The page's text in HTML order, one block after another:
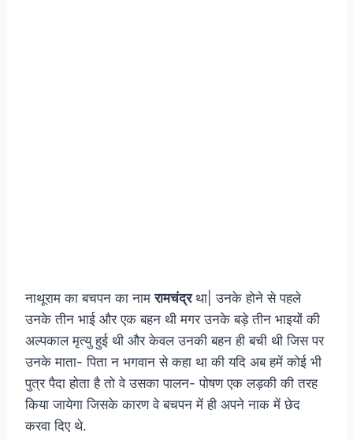
नाथूराम का बचपन का नामरामचंद्रथा| उनके होने से पहले
उनके तीन भाई और एक बहन थी मगर उनके बड़े तीन भाइयों की
अल्पकाल मृत्यु हुई थी और केवल उनकी बहन ही बची थी जिस पर
उनके माता- पिता न भगवान से कहा था की यदि अब हमें कोई भी
पुत्र पैदा होता है तो वे उसका पालन- पोषण एक लड़की की तरह
किया जायेगा जिसके कारण वे बचपन में ही अपने नाक में छेद
करवा दिए थे.